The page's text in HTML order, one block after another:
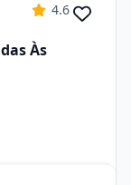
4.6
Às